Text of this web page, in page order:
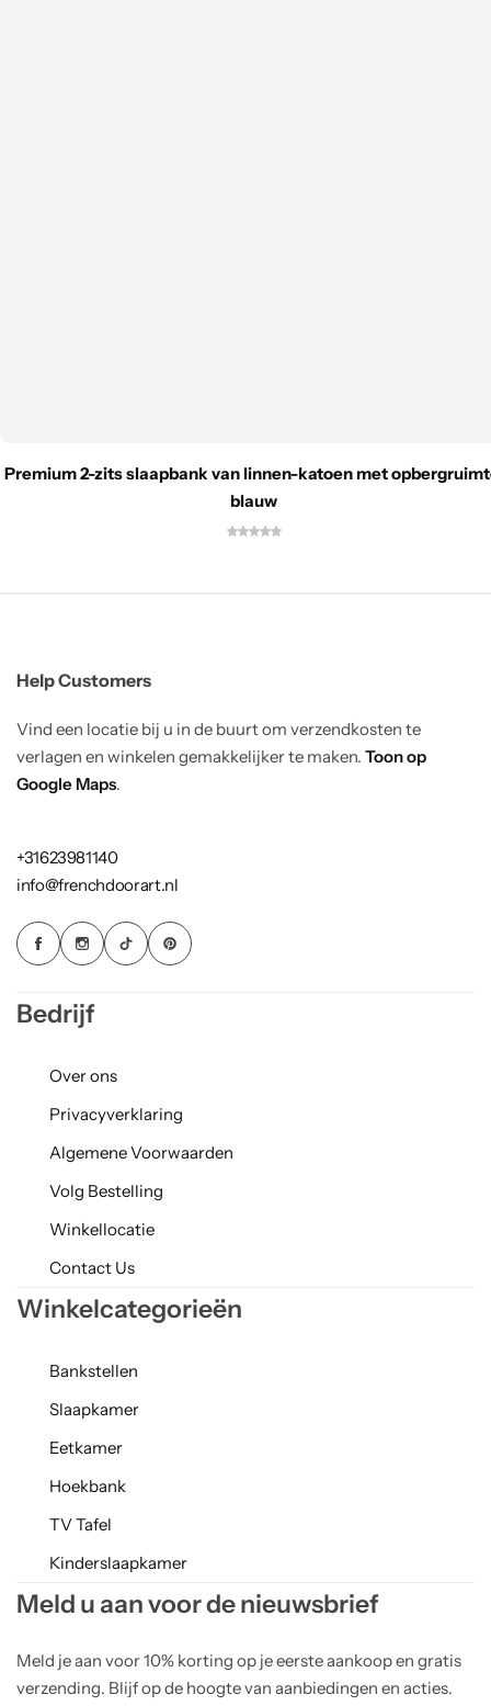
Premium 2-zits slaapbank van linnen-katoen met
blauw
Help Customers
Vind een locatie bij u in de buurt om verzendkosten te
verlagen en winkelen gemakkelijker te maken. Toon op
Google Maps.
+31623981140
info@frenchdoorart.nl
Bedrijf
Over ons
Privacyverklaring
Algemene Voorwaarden
Volg Bestelling
Winkellocatie
Contact Us
Winkelcategorieën
Bankstellen
Slaapkamer
Eetkamer
Hoekbank
TV Tafel
Kinderslaapkamer
Meld u aan voor de nieuwsbrief
Meld je aan voor 10% korting op je eerste aankoop en gratis
verzending. Blijf op de hoogte van aanbiedingen en acties.